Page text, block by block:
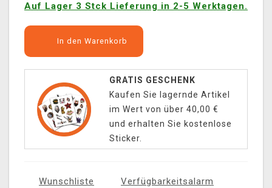
Auf Lager 3 Stck Lieferung in 2-5 Werktagen.
In den Warenkorb
GRATIS GESCHENK
Kaufen Sie lagernde Artikel
im Wert von über 40,00 €
und erhalten Sie kostenlose
Sticker.
Wunschliste Verfügbarkeitsalarm